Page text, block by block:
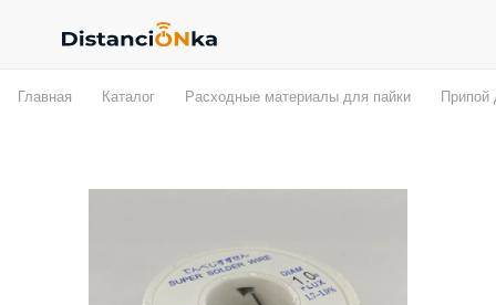
Главная Каталог Расходные материалы для пайки Припой